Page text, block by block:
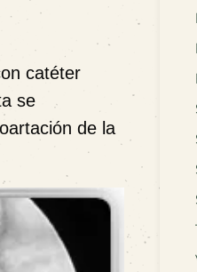
catéter
se
de la